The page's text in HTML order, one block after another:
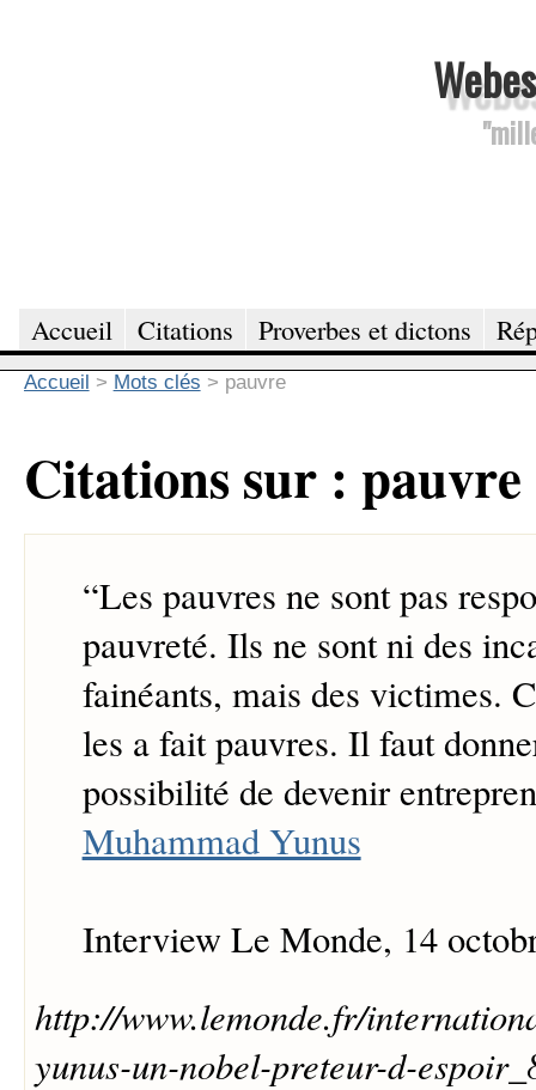
Accueil Citations Proverbes et dictons
Accueil > Mots clés > pauvre
Citations sur : pauvre
“Les pauvres ne sont pas
pauvreté. Ils ne sont ni des
fainéants, mais des victimes.
les a fait pauvres. Il faut
possibilité de devenir
Muhammad Yunus
Interview Le Monde, 14
http://www.lemonde.fr/
yunus-un-nobel-preteur-d-